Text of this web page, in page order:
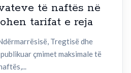
të naftës në
tarifat e reja
Tregtisë dhe
çmimet maksimale të